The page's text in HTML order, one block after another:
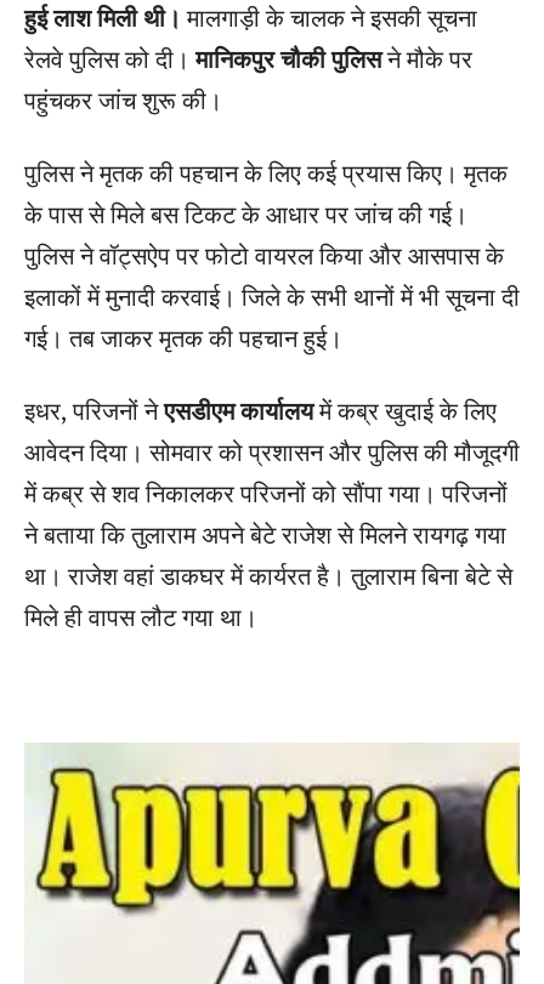
हुई लाश मिली थी। मालगाड़ी के चालक ने इसकी सूचना
रेलवे पुलिस को दी।मानिकपुर चौकी पुलिसने मौके पर
पहुंचकर जांच शुरू की।
पुलिस ने मृतक की पहचान के लिए कई प्रयास किए। मृतक
के पास से मिले बस टिकट के आधार पर जांच की गई।
पुलिस ने वॉट्सऐप पर फोटो वायरल किया और आसपास के
इलाकों में मुनादी करवाई। जिले के सभी थानों में भी सूचना दी
गई। तब जाकर मृतक की पहचान हुई।
इधर, परिजनों नेएसडीएम कार्यालयमें कब्र खुदाई के लिए
आवेदन दिया। सोमवार को प्रशासन और पुलिस की मौजूदगी
में कब्र से शव निकालकर परिजनों को सौंपा गया। परिजनों
ने बताया कि तुलाराम अपने बेटे राजेश से मिलने रायगढ़ गया
था। राजेश वहां डाकघर में कार्यरत है। तुलाराम बिना बेटे से
मिले ही वापस लौट गया था।